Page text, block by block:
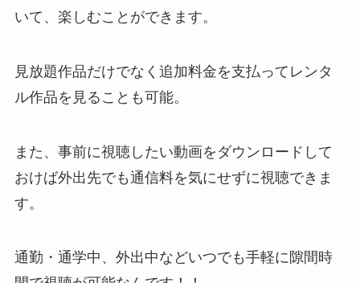
いて、楽しむことができます。
見放題作品だけでなく追加料金を支払ってレンタ
ル作品を見ることも可能。
また、事前に視聴したい動画をダウンロードして
おけば外出先でも通信料を気にせずに視聴できま
す。
通勤・通学中、外出中などいつでも手軽に隙間時